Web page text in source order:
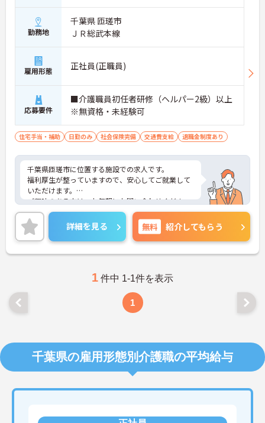
勤務地
千葉県 匝瑳市
ＪＲ総武本線
雇用形態 正社員(正職員)
応募要件
■介護職員初任者研修（ヘルパー2級）以上
※無資格・未経験可
住宅手当・補助 日勤のみ 社会保険完備 交通費支給 退職金制度あり
千葉県匝瑳市に位置する施設での求人です。
福利厚生が整っていますので、安心してご就業して
いただけます。
ご興味のある方は、お気軽にお問い合わせくださ
い。
詳細を見る 無料 紹介してもらう
1 件中 1-1件を表示
1
千葉県の雇用形態別介護職の平均給与